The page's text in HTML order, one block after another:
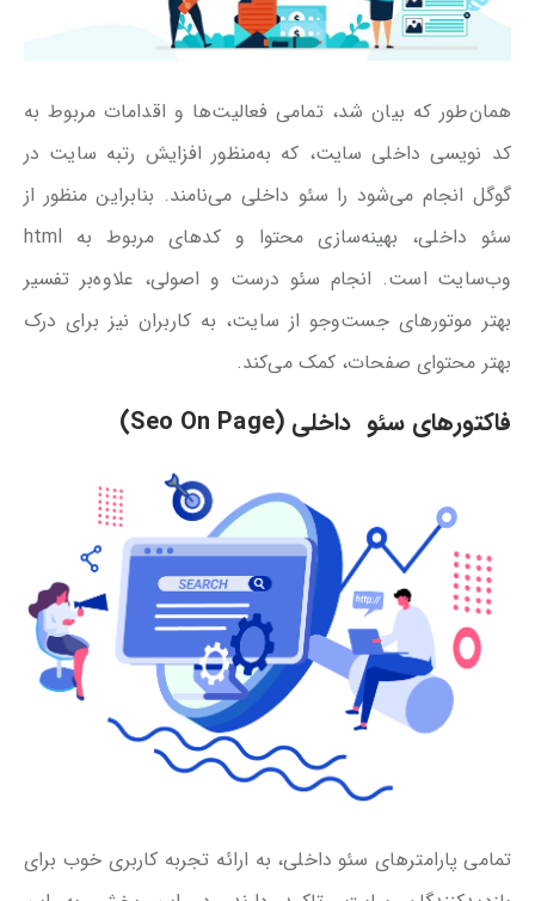
همان‌طور که بیان شد، تمامی فعالیت‌ها و اقدامات مربوط به
کد نویسی داخلی سایت، که به‌منظور افزایش رتبه سایت در
گوگل انجام می‌شود را سئو داخلی می‌نامند. بنابراین منظور از
سئو داخلی، بهینه‌سازی محتوا و کدهای مربوط به html
وب‌سایت است. انجام سئو درست و اصولی، علاوه‌بر تفسیر
بهتر موتورهای جست‌وجو از سایت، به کاربران نیز برای درک
بهتر محتوای صفحات، کمک می‌کند.
فاکتور‌های سئو داخلی (Seo On Page)
تمامی پارامترهای سئو داخلی، به ارائه تجربه کاربری خوب برای